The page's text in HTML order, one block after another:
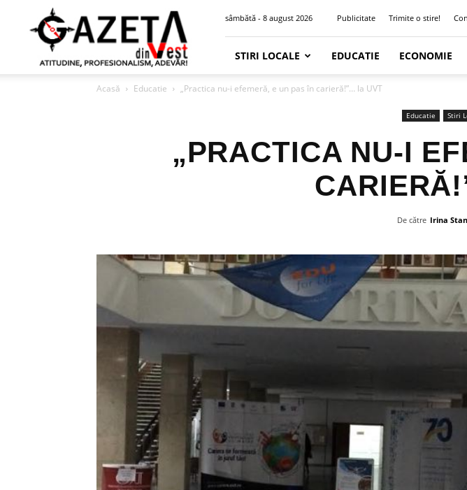
Gazeta
din
Vest
sâmbătă - 8 august 2026 Publicitate Trimite o stire!
STIRI LOCALE EDUCATIE ECONOMIE
Acasă Educatie „Practica nu-i efemeră, e un pas în carieră!”… la UVT
Educatie Stiri
„PRACTICA NU-I
De către Irina Stan